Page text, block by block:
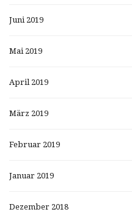
Juni 2019
Mai 2019
April 2019
März 2019
Februar 2019
Januar 2019
Dezember 2018